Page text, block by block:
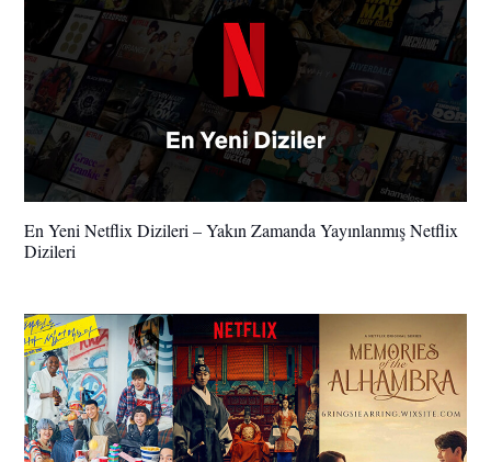
En Yeni Netflix Dizileri – Yakın Zamanda Yayınlanmış Netflix
Dizileri